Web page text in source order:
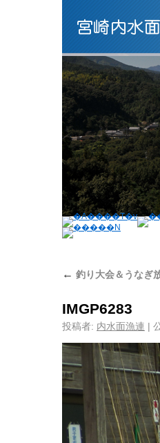
← 釣り大会＆うなぎ
IMGP6283
投稿者: 内水面漁連 |